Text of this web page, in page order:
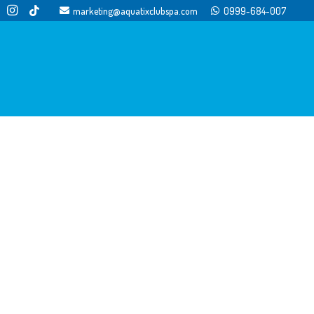
marketing@aquatixclubspa.com 0999-684-007
Recreativa Para Niños